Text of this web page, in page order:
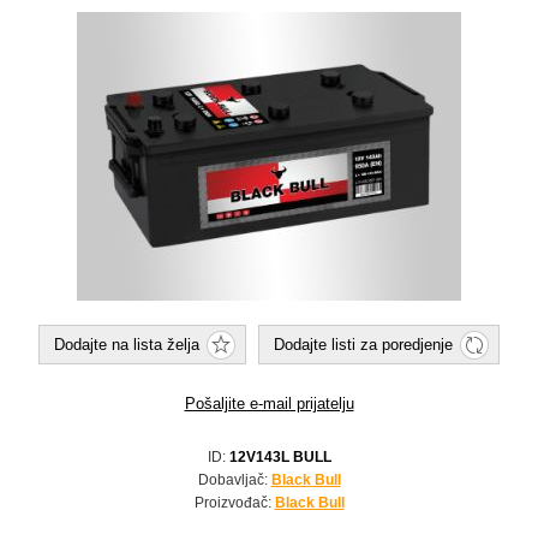
Dodajte na lista želja Dodajte listi za poredjenje
Pošaljite e-mail prijatelju
ID: 12V143L BULL
Dobavljač: Black Bull
Proizvođač: Black Bull